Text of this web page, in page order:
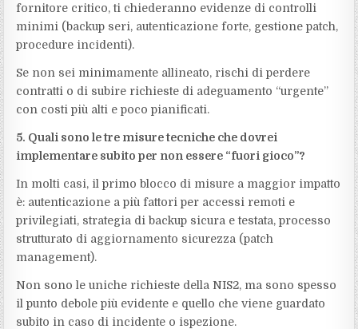
fornitore critico, ti chiederanno evidenze di controlli
minimi (backup seri, autenticazione forte, gestione patch,
procedure incidenti).
Se non sei minimamente allineato, rischi di perdere
contratti o di subire richieste di adeguamento “urgente”
con costi più alti e poco pianificati.
5. Quali sono le tre misure tecniche che dovrei
implementare subito per non essere “fuori gioco”?
In molti casi, il primo blocco di misure a maggior impatto
è: autenticazione a più fattori per accessi remoti e
privilegiati, strategia di backup sicura e testata, processo
strutturato di aggiornamento sicurezza (patch
management).
Non sono le uniche richieste della NIS2, ma sono spesso
il punto debole più evidente e quello che viene guardato
subito in caso di incidente o ispezione.